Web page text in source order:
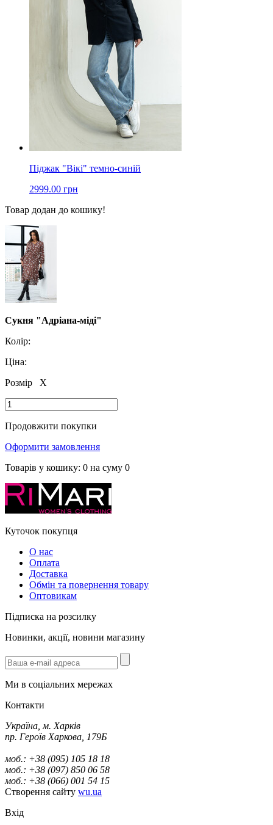
Піджак "Вікі" темно-синій
2999.00 грн
Товар додан до кошику!
Сукня "Адріана-міді"
Колір:
Ціна:
Розмір
X
Продовжити покупки
Оформити замовлення
Товарів у кошику: 0 на суму 0
Куточок покупця
О нас
Оплата
Доставка
Обмін та повернення товару
Оптовикам
Підписка на розсилку
Новинки, акції, новини магазину
Ми в соціальних мережах
Контакти
Україна, м. Харків
пр. Героїв Харкова, 179Б
моб.: +38 (095) 105 18 18
моб.: +38 (097) 850 06 58
моб.: +38 (066) 001 54 15
Створення сайту wu.ua
Вхід